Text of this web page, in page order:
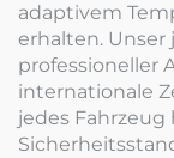
adaptivem
erhalten. Unser
professioneller
internationale
jedes